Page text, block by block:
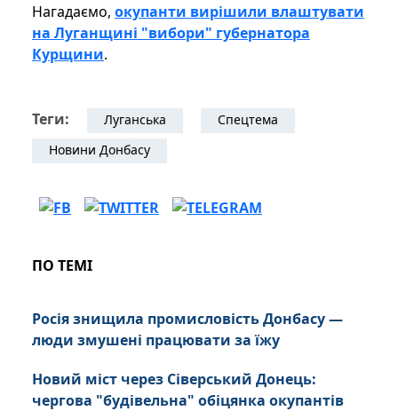
Нагадаємо, окупанти вирішили влаштувати
на Луганщині "вибори" губернатора
Курщини.
Теги: Луганська
Спецтема
Новини Донбасу
ПО ТЕМІ
Росія знищила промисловість Донбасу —
люди змушені працювати за їжу
Новий міст через Сіверський Донець:
чергова "будівельна" обіцянка окупантів